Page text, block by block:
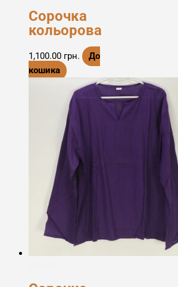
Сорочка
кольорова
1,100.00 грн.
До
кошика